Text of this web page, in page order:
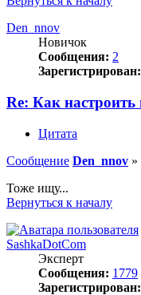
Den_nnov
Новичок
Сообщения: 2
Зарегистрирован:
Re: Как
Цитата
Сообщение Den_nnov »
Тоже ищу...
Вернуться к началу
SashkaDotCom
Эксперт
Сообщения: 1779
Зарегистрирован: